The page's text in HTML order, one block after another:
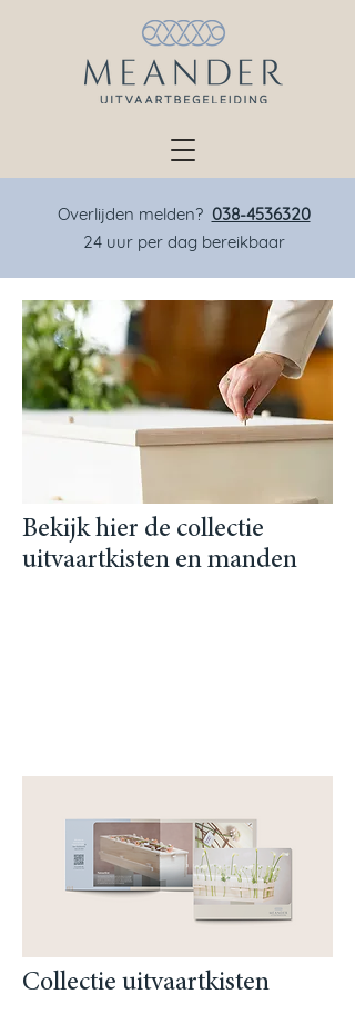
Overlijden melden? 038-4536320
24 uur per dag bereikbaar
Bekijk hier de collectie
uitvaartkisten en manden
Collectie uitvaartkisten